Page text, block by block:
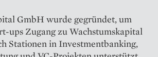
GmbH wurde gegründet, um
ups Zugang zu Wachstumskapital
Stationen in Investmentbanking,